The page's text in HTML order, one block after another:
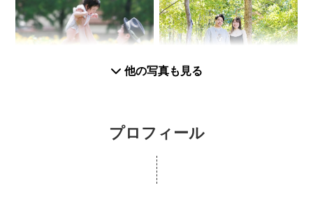
他の写真も見る
プロフィール